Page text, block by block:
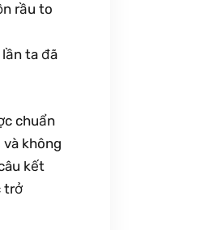
rầu to
ta đã
chuẩn
không
kết
trở